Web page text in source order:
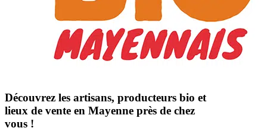
Découvrez les artisans, producteurs bio et
lieux de vente en Mayenne près de chez
vous !